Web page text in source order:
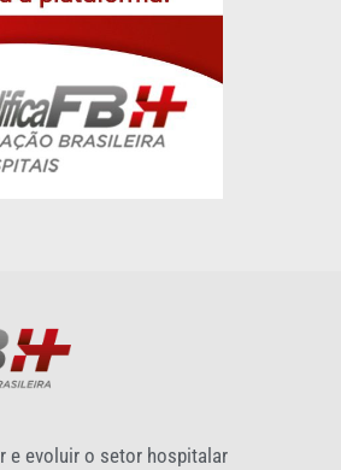
e evoluir o setor hospitalar